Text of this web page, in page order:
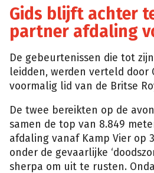
Gids blijft achter
partner afdaling
De gebeurtenissen die tot
leidden, werden verteld door
voormalig lid van de Britse
De twee bereikten op de
samen de top van 8.849
afdaling vanaf Kamp Vier op
onder de gevaarlijke
sherpa om uit te rusten.